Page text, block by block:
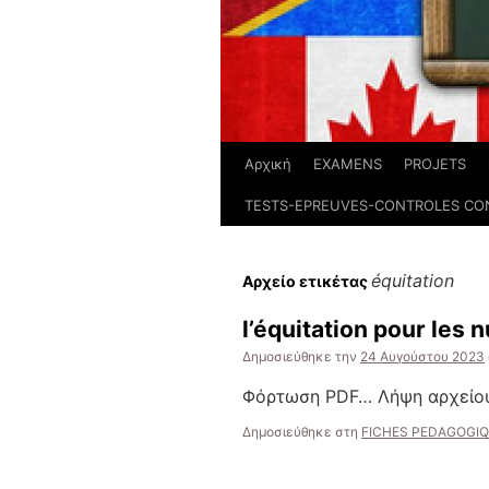
Αρχική EXAMENS PROJETS
TESTS-EPREUVES-CONTROLES
Αρχείο ετικέταςéquitation
l’équitation pour les
Δημοσιεύθηκε την 24 Αυγούστου 2023
Φόρτωση PDF… Λήψη
Δημοσιεύθηκε στη FICHES